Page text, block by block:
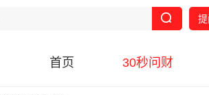
提
首页 30秒问财